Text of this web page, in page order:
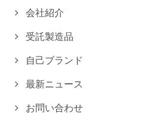
会社紹介
受託製造品
自己ブランド
最新ニュース
お問い合わせ